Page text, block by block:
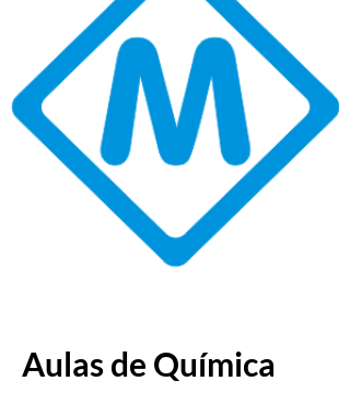
Aulas de Química